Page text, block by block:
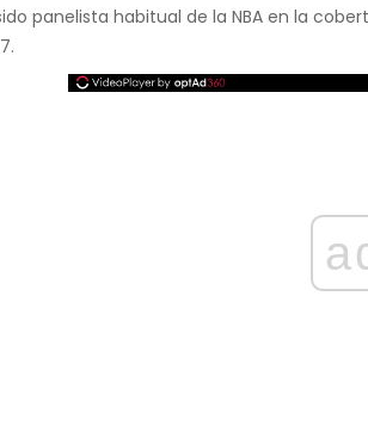
panelista habitual de la NBA en la